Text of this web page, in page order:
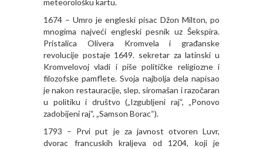
meteorološku kartu.
1674 – Umro je engleski pisac Džon Milton, po
mnogima najveći engleski pesnik uz Šekspira.
Pristalica Olivera Kromvela i građanske
revolucije postaje 1649. sekretar za latinski u
Kromvelovoj vladi i piše političke religiozne i
filozofske pamflete. Svoja najbolja dela napisao
je nakon restauracije, slep, siromašan i razočaran
u politiku i društvo („Izgubljeni raj“, „Ponovo
zadobijeni raj“, „Samson Borac“).
1793 – Prvi put je za javnost otvoren Luvr,
dvorac francuskih kraljeva od 1204, koji je